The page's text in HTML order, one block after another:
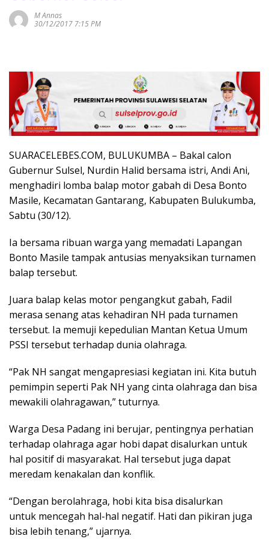
M Annas
30/12/2017 7:15 PM
SUARACELEBES.COM, BULUKUMBA – Bakal calon
Gubernur Sulsel, Nurdin Halid bersama istri, Andi Ani,
menghadiri lomba balap motor gabah di Desa Bonto
Masile, Kecamatan Gantarang, Kabupaten Bulukumba,
Sabtu (30/12).
Ia bersama ribuan warga yang memadati Lapangan
Bonto Masile tampak antusias menyaksikan turnamen
balap tersebut.
Juara balap kelas motor pengangkut gabah, Fadil
merasa senang atas kehadiran NH pada turnamen
tersebut. Ia memuji kepedulian Mantan Ketua Umum
PSSI tersebut terhadap dunia olahraga.
“Pak NH sangat mengapresiasi kegiatan ini. Kita butuh
pemimpin seperti Pak NH yang cinta olahraga dan bisa
mewakili olahragawan,” tuturnya.
Warga Desa Padang ini berujar, pentingnya perhatian
terhadap olahraga agar hobi dapat disalurkan untuk
hal positif di masyarakat. Hal tersebut juga dapat
meredam kenakalan dan konflik.
“Dengan berolahraga, hobi kita bisa disalurkan
untuk mencegah hal-hal negatif. Hati dan pikiran juga
bisa lebih tenang,” ujarnya.